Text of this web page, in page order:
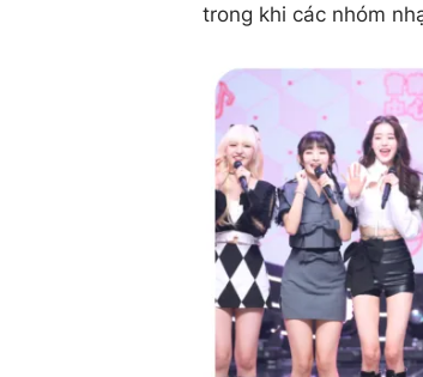
trong khi các nhóm